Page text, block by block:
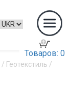
Товаров: 0
/ Геотекстиль /